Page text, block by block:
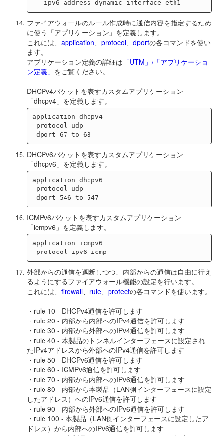
ファイアウォールのルール作成時に通信内容を指定するため
に使う「アプリケーション」を定義します。
これには、 application protocol dportの各コマンドを使い
ます。
アプリケーション定義の詳細は 「UTM」/「アプリケーショ
ン定義」 をご覧ください。
DHCPv4パケットを表すカスタムアプリケーション
「dhcpv4」を定義します。
application dhcpv4
DHCPv6パケットを表すカスタムアプリケーション
「dhcpv6」を定義します。
application dhcpv6
ICMPv6パケットを表すカスタムアプリケーション
「icmpv6」を定義します。
application icmpv6
外部からの通信を遮断しつつ、内部からの通信は自由に行え
るようにするファイアウォール機能の設定を行います。
これには、 firewall rule protectの各コマンドを使います。
・rule 10 - DHCPv4通信を許可します
・rule 20 - 内部から内部へのIPv4通信を許可します
・rule 30 - 内部から外部へのIPv4通信を許可します
・rule 40 - 本製品のトンネルインターフェースに設定され
たIPv4アドレスから外部へのIPv4通信を許可します
・rule 50 - DHCPv6通信を許可します
・rule 60 - ICMPv6通信を許可します
・rule 70 - 内部から内部へのIPv6通信を許可します
・rule 80 - 内部から本製品（LAN側インターフェースに設定
したアドレス）へのIPv6通信を許可します
・rule 90 - 内部から外部へのIPv6通信を許可します
・rule 100 - 本製品（LAN側インターフェースに設定したア
ドレス）から内部へのIPv6通信を許可します